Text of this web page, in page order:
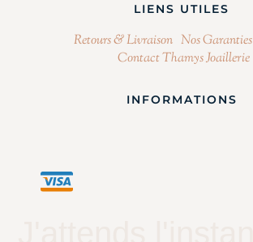
LIENS UTILES
Retours & Livraison Nos Garanties
Contact Thamys Joaillerie
INFORMATIONS